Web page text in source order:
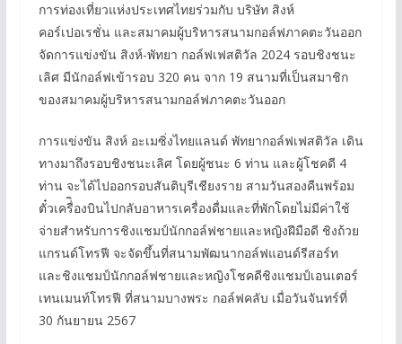
การท่องเที่ยวแห่งประเทศไทยร่วมกับ บริษัท สิงห์
คอร์เปอเรชั่น และสมาคมผู้บริหารสนามกอล์ฟภาคตะวันออก
จัดการแข่งขัน สิงห์-พัทยา กอล์ฟเฟสติวัล 2024 รอบชิงชนะ
เลิศ มีนักอล์ฟเข้ารอบ 320 คน จาก 19 สนามที่เป็นสมาชิก
ของสมาคมผู้บริหารสนามกอล์ฟภาคตะวันออก
การแข่งขัน สิงห์ อะเมซิ่งไทยแลนด์ พัทยากอล์ฟเฟสติวัล เดิน
ทางมาถึงรอบชิงชนะเลิศ โดยผู้ชนะ 6 ท่าน และผู้โชคดี 4
ท่าน จะได้ไปออกรอบสันติบุรีเชียงราย สามวันสองคืนพร้อม
ตั๋วเครื่ิองบินไปกลับอาหารเครื่องดื่มและที่พักโดยไม่มีค่าใช้
จ่ายสำหรับการชิงแชมป์นักกอล์ฟชายและหญิงฝีมือดี ชิงถ้วย
แกรนด์โทรฟี จะจัดขึ้นที่สนามพัฒนากอล์ฟแอนด์รีสอร์ท
และชิงแชมป์นักกอล์ฟชายและหญิงโชคดีชิงแชมป์เอนเตอร์
เทนเมนท์โทรฟี ที่สนามบางพระ กอล์ฟคลับ เมื่อวันจันทร์ที่
30 กันยายน 2567